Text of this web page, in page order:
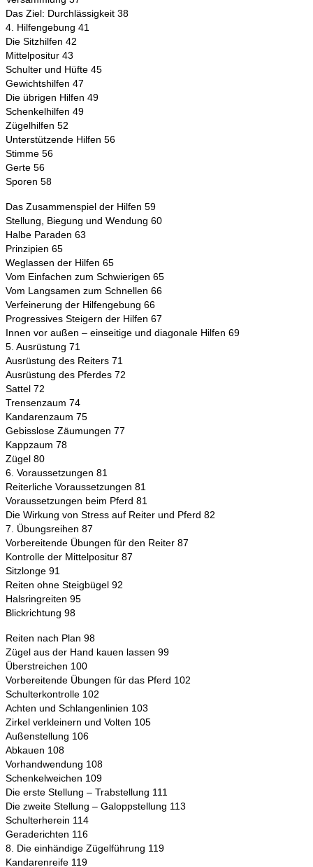
Das Ziel: Durchlässigkeit 38
4. Hilfengebung 41
Die Sitzhilfen 42
Mittelpositur 43
Schulter und Hüfte 45
Gewichtshilfen 47
Die übrigen Hilfen 49
Schenkelhilfen 49
Zügelhilfen 52
Unterstützende Hilfen 56
Stimme 56
Gerte 56
Sporen 58
Das Zusammenspiel der Hilfen 59
Stellung, Biegung und Wendung 60
Halbe Paraden 63
Prinzipien 65
Weglassen der Hilfen 65
Vom Einfachen zum Schwierigen 65
Vom Langsamen zum Schnellen 66
Verfeinerung der Hilfengebung 66
Progressives Steigern der Hilfen 67
Innen vor außen – einseitige und diagonale Hilfen 69
5. Ausrüstung 71
Ausrüstung des Reiters 71
Ausrüstung des Pferdes 72
Sattel 72
Trensenzaum 74
Kandarenzaum 75
Gebisslose Zäumungen 77
Kappzaum 78
Zügel 80
6. Voraussetzungen 81
Reiterliche Voraussetzungen 81
Voraussetzungen beim Pferd 81
Die Wirkung von Stress auf Reiter und Pferd 82
7. Übungsreihen 87
Vorbereitende Übungen für den Reiter 87
Kontrolle der Mittelpositur 87
Sitzlonge 91
Reiten ohne Steigbügel 92
Halsringreiten 95
Blickrichtung 98
Reiten nach Plan 98
Zügel aus der Hand kauen lassen 99
Überstreichen 100
Vorbereitende Übungen für das Pferd 102
Schulterkontrolle 102
Achten und Schlangenlinien 103
Zirkel verkleinern und Volten 105
Außenstellung 106
Abkauen 108
Vorhandwendung 108
Schenkelweichen 109
Die erste Stellung – Trabstellung 111
Die zweite Stellung – Galoppstellung 113
Schulterherein 114
Geraderichten 116
8. Die einhändige Zügelführung 119
Kandarenreife 119